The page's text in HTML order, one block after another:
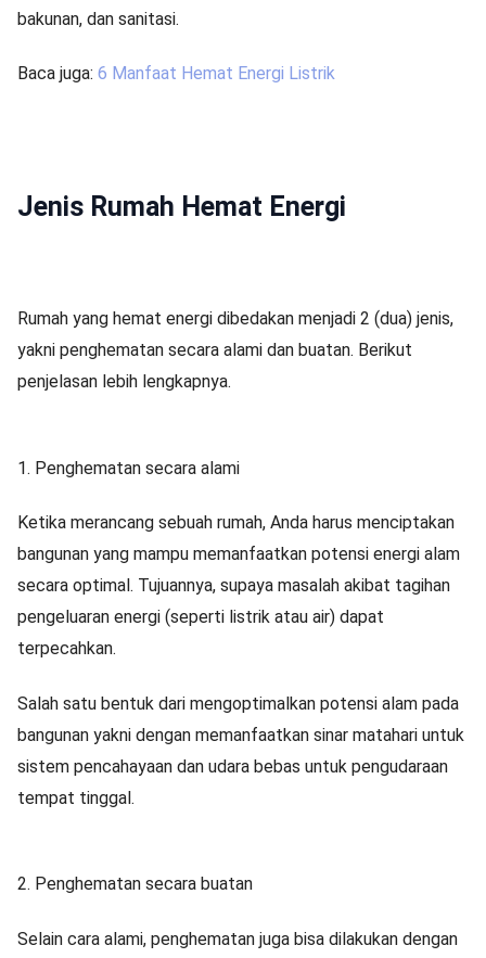
bakunan, dan sanitasi.
Baca juga: 6 Manfaat Hemat Energi Listrik
Jenis Rumah Hemat Energi
Rumah yang hemat energi dibedakan menjadi 2 (dua) jenis,
yakni penghematan secara alami dan buatan. Berikut
penjelasan lebih lengkapnya.
1. Penghematan secara alami
Ketika merancang sebuah rumah, Anda harus menciptakan
bangunan yang mampu memanfaatkan potensi energi alam
secara optimal. Tujuannya, supaya masalah akibat tagihan
pengeluaran energi (seperti listrik atau air) dapat
terpecahkan.
Salah satu bentuk dari mengoptimalkan potensi alam pada
bangunan yakni dengan memanfaatkan sinar matahari untuk
sistem pencahayaan dan udara bebas untuk pengudaraan
tempat tinggal.
2. Penghematan secara buatan
Selain cara alami, penghematan juga bisa dilakukan dengan